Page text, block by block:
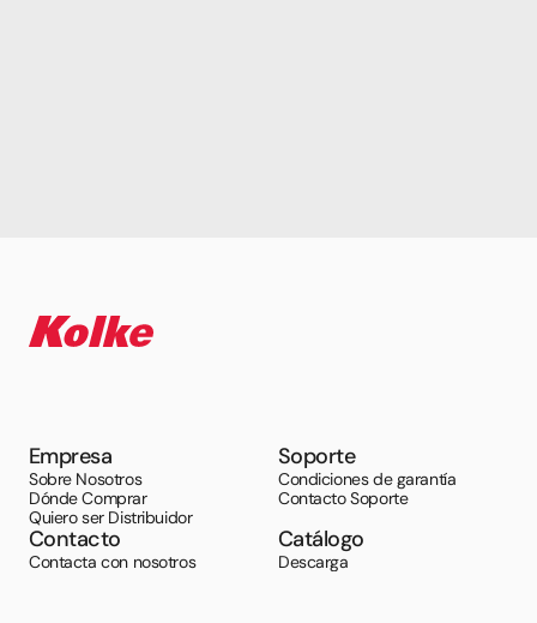
Empresa
Sobre Nosotros
Dónde Comprar
Quiero ser Distribuidor
Soporte
Condiciones de garantía
Contacto Soporte
Contacto
Contacta con nosotros
Catálogo
Descarga